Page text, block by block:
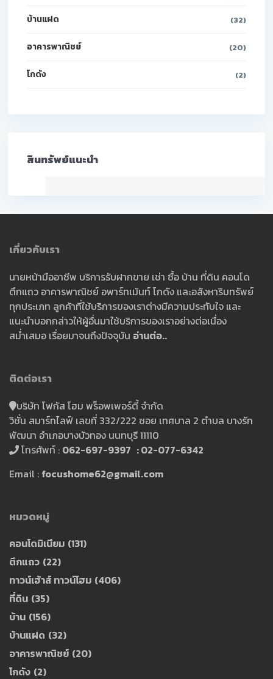
บ้านแฝด (32)
อาคารพาณิชย์ (20)
โกดัง (2)
สินทรัพย์แนะนำ
เกี่ยวกับเรา
นายหน้ามืออาชีพ บริการรับฝากขาย เช่า ซื้อ บ้าน ที่ดิน คอนโด
ตึกแถว อาคารพาณิชย์ อพาร์ทเม้นท์ โกดัง และอสังหาริมทรัพย์
ทุกประเภท ลูกค้าที่ใช้บริการของเราต่างมีความประทับใจ และ
แนะนำบอกกล่าวให้ผู้อื่นมาใช้บริการของเราอย่างต่อเนื่อง
สม่ำเสมอ เรื่อยมาจนถึงปัจจุบัน อ่านต่อ..
ติดต่อเรา
บริษัท โฟกัส โฮม พร็อพเพอร์ตี้ จำกัด
วิชั่น สมาร์ทไลฟ์ เลขที่ 332/222 ซอย เทศบาล 2 ตำบล บางรัก
พัฒนา อำเภอบางบัวทอง นนทบุรี 11110
โทรศัพท์ : 062-697-9397 : 02-077-6342
Email : focushome62@gmail.com
หมวดหมู่
คอนโดมิเนียม (131)
ตึกแถว (22)
ทาวน์เฮ้าส์ ทาวน์โฮม (406)
ที่ดิน (35)
บ้าน (156)
บ้านแฝด (32)
อาคารพาณิชย์ (20)
โกดัง (2)